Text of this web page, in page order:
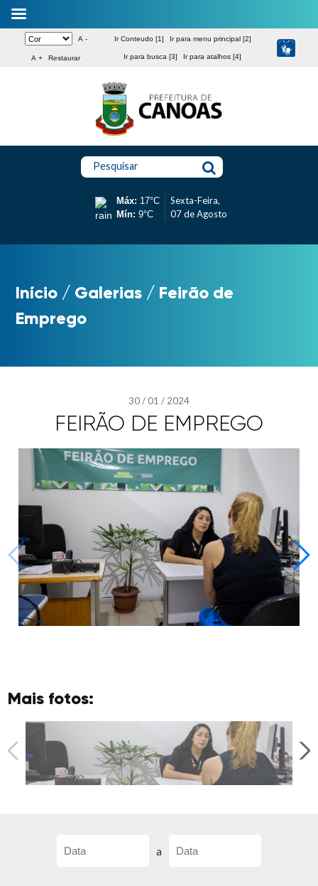
A -
A + Restaurar
Ir Conteudo [1] Ir para menu principal [2]
Ir para busca [3] Ir para atalhos [4]
Pesquisar
Máx: 17°C
Mín: 9°C
Sexta-Feira,
07 de Agosto
Início / Galerias / Feirão de
Emprego
30/01 /2024
FEIRÃO DE EMPREGO
Mais fotos:
a